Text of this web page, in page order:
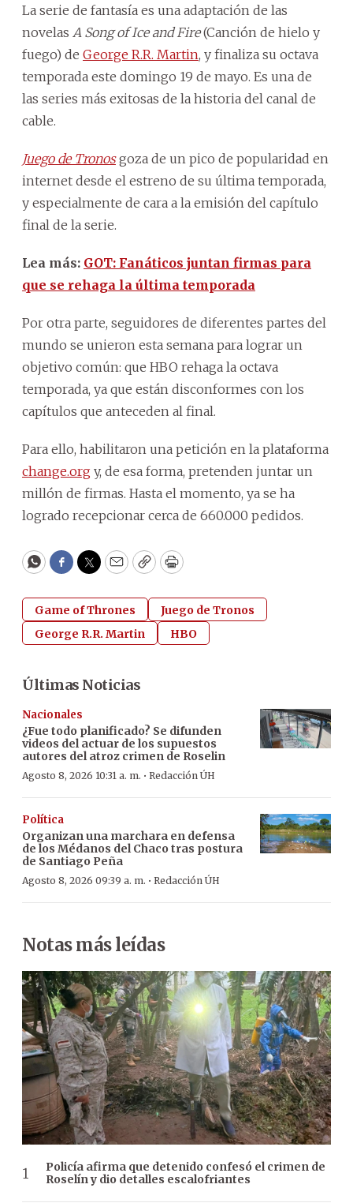
La serie de fantasía es una adaptación de las
novelas A Song of Ice and Fire(Canción de hielo y
fuego) de George R.R. Martin, y finaliza su octava
temporada este domingo 19 de mayo. Es una de
las series más exitosas de la historia del canal de
cable.
Juego de Tronos goza de un pico de popularidad en
internet desde el estreno de su última temporada,
y especialmente de cara a la emisión del capítulo
final de la serie.
Lea más: GOT: Fanáticos juntan firmas para
que se rehaga la última temporada
Por otra parte, seguidores de diferentes partes del
mundo se unieron esta semana para lograr un
objetivo común: que HBO rehaga la octava
temporada, ya que están disconformes con los
capítulos que anteceden al final.
Para ello, habilitaron una petición en la plataforma
change.org y, de esa forma, pretenden juntar un
millón de firmas. Hasta el momento, ya se ha
logrado recepcionar cerca de 660.000 pedidos.
WhatsApp
Facebook
Twitter
EmailCopyPrint
Game of Thrones
Juego de Tronos
George R.R. Martin
HBO
Últimas Noticias
Nacionales
¿Fue todo planificado? Se difunden
videos del actuar de los supuestos
autores del atroz crimen de Roselin
Agosto 8, 2026 10:31 a. m. · Redacción ÚH
Política
Organizan una marchara en defensa
de los Médanos del Chaco tras postura
de Santiago Peña
Agosto 8, 2026 09:39 a. m. · Redacción ÚH
Notas más leídas
Policía afirma que detenido confesó el crimen de
Roselín y dio detalles escalofriantes